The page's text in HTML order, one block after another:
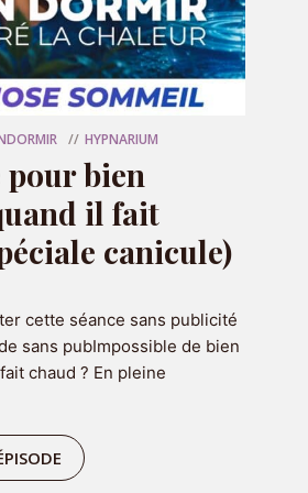
programme
HYPNARIUM
pour bien
il fait
canicule)
cette séance sans publicité
sans pubImpossible de bien
chaud ? En pleine